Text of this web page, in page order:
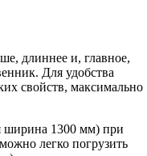
длиннее и, главное,
Для удобства
свойств, максимально
ширина 1300 мм) при
легко погрузить